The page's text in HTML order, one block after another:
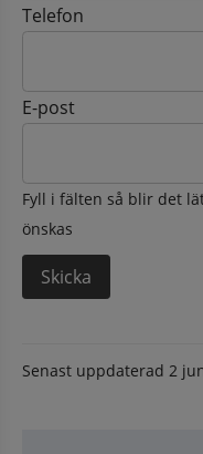
Telefon
E-post
Fyll i fälten så blir det
önskas
Senast uppdaterad 2